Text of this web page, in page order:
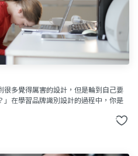
很多覺得厲害的設計，但是輪到自己要
在學習品牌識別設計的過程中，你是
在開始著手設計之前，我想跟大